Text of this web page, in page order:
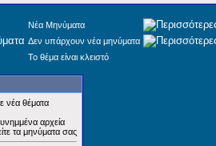
Νέα Μηνύματα
Δεν υπάρχουν νέα μηνύματα
Το θέμα είναι κλειστό
νέα θέματα
αρχεία
τα μηνύματα σας